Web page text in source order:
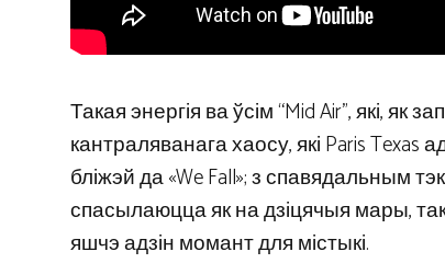
Такая энергія ва ўсім “Mid Air”, які, як
кантраляванага хаосу, які Paris Texas
бліжэй да «We Fall»; з спавядальным
спасылаюцца як на дзіцячыя мары,
яшчэ адзін момант для містыкі.